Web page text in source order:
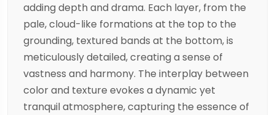
adding depth and drama. Each layer, from the
pale, cloud-like formations at the top to the
grounding, textured bands at the bottom, is
meticulously detailed, creating a sense of
vastness and harmony. The interplay between
color and texture evokes a dynamic yet
tranquil atmosphere, capturing the essence of